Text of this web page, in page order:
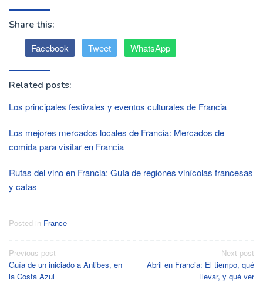
Share this:
Facebook Tweet WhatsApp
Related posts:
Los principales festivales y eventos culturales de Francia
Los mejores mercados locales de Francia: Mercados de
comida para visitar en Francia
Rutas del vino en Francia: Guía de regiones vinícolas francesas
y catas
Posted in France
Post
navigation
Previous post
Guía de un iniciado a Antibes, en
la Costa Azul
Next post
Abril en Francia: El tiempo, qué
llevar, y qué ver